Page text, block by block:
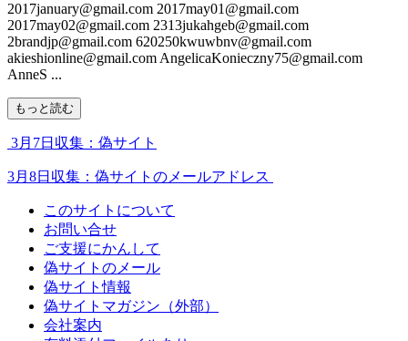
2017january@gmail.com 2017may01@gmail.com
2017may02@gmail.com 2313jukahgeb@gmail.com
2brandjp@gmail.com 620250kwuwbnv@gmail.com
akieshionline@gmail.com AngelicaKonieczny75@gmail.com
AnneS ...
もっと読む
3月7日収集：偽サイト
3月8日収集：偽サイトのメールアドレス
このサイトについて
お問い合せ
ご支援にかんして
偽サイトのメール
偽サイト情報
偽サイトマガジン（外部）
会社案内